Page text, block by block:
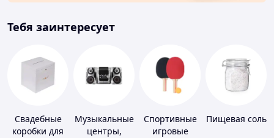
Тебя заинтересует
Свадебные
коробки для
Музыкальные
центры,
Спортивные
игровые
Пищевая соль